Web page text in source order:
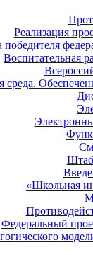
Реализация
победителя
Воспитательная
среда.
Штаб
«Школьная
Федеральный